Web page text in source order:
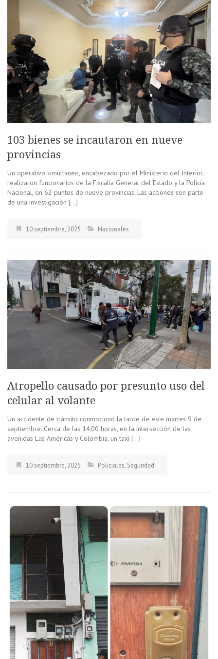
103 bienes se incautaron en nueve
provincias
Un operativo simultáneo, encabezado por el Ministerio del Interior,
realizaron funcionarios de la Fiscalía General del Estado y la Policía
Nacional, en 62 puntos de nueve provincias. Las acciones son parte
de una investigación […]
10 septiembre, 2025 Nacionales
Atropello causado por presunto uso del
celular al volante
Un accidente de tránsito conmocionó la tarde de este martes 9 de
septiembre. Cerca de las 14:00 horas, en la intersección de las
avenidas Las Américas y Colombia, un taxi […]
10 septiembre, 2025 Policiales, Seguridad